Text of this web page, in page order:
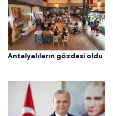
Antalyalıların gözdesi oldu